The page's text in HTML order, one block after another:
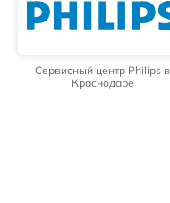
Сервисный центр Philips в
Краснодаре